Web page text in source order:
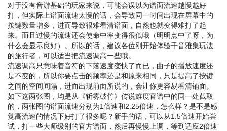
对于没有音游基础的玩家来说，可能会误以为谱面流速越慢越好
打，但实际上谱面流速太慢的话，会导致同一时间出现在屏幕中的
按键数量增多，进而导致很难看清谱面，自然也就变得难打了起
来。而且过慢的流速还会使命中率变得很低哦（明明点中了呀，为
什么会显示良好）。所以的话，建议各位刚开始体验千音雅集玩法
的旅行者，可以适当把流速调高一些哦。
流速调高只意味着音符的下落速度变快了而已，曲子的播放速度还
是不变的，所以你要点击的频率还是和原来相同，只是提高了按键
之间的空间间隔，进而出现前面所说的，会让你更容易看清铺面。
如下这两张图，均是从《斩雾破竹》传说难度官谱中的同一处截取
的，两张图的谱面流速分别为1倍速和2.25倍速，怎么样？是不是感
觉高流速的情况下好打了很多呢？新手的话，可以从1.5倍速开始尝
试，打一些大师级别的官方谱面，然后再慢慢上调，等到适应2倍速